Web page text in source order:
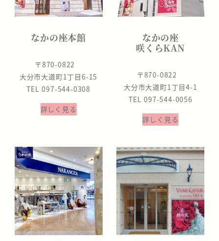
なかの座本館
〒870-0822
大分市大道町1丁目6-15
TEL 097-544-0308
詳しく見る
なかの座
咲くらKAN
〒870-0822
大分市大道町1丁目4-1
TEL 097-544-0056
詳しく見る